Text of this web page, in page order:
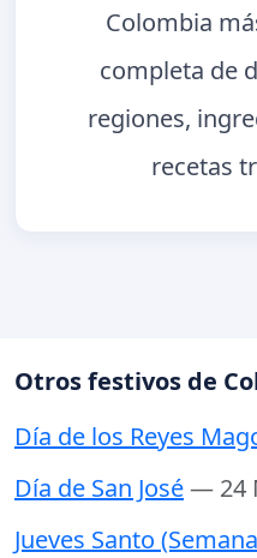
Colombia
completa de
regiones,
recetas
Otros festivos de
Día de los Reyes
Día de San José— 24
Jueves Santo